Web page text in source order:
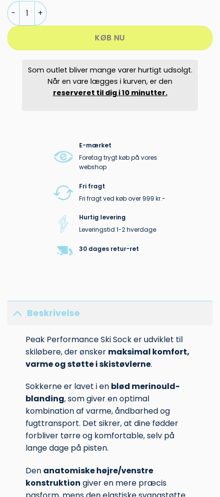
Peak Performance Ski Sock antal
KØB NU
Som outlet bliver mange varer hurtigt udsolgt.
Når en vare lægges i kurven, er den
reserveret til dig i 10 minutter.
E-mærket
Foretag trygt køb på vores
webshop
Fri fragt
Fri fragt ved køb over 999 kr.-
Hurtig levering
Leveringstid 1-2 hverdage
30 dages retur-ret
Beskrivelse
Peak PerformanceSki Sock er udviklet til
skiløbere, der ønsker maksimal komfort,
varme og støtte i skistøvlerne.
Sokkerne er lavet i en blød merinould-
blanding, som giver en optimal
kombination af varme, åndbarhed og
fugttransport. Det sikrer, at dine fødder
forbliver tørre og komfortable, selv på
lange dage på pisten.
Den anatomiske højre/venstre
konstruktion giver en mere præcis